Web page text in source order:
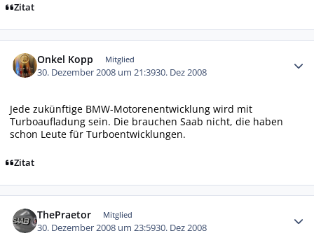
Zitat
Onkel Kopp Mitglied
30. Dezember 2008 um 21:3930. Dez 2008
Jede zukünftige BMW-Motorenentwicklung wird mit
Turboaufladung sein. Die brauchen Saab nicht, die haben
schon Leute für Turboentwicklungen.
Zitat
ThePraetor Mitglied
30. Dezember 2008 um 23:5930. Dez 2008